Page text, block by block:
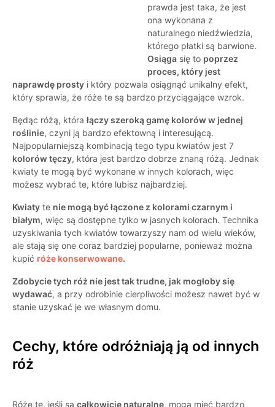
prawda jest taka, że jest
ona wykonana z
naturalnego niedźwiedzia,
którego płatki są barwione.
Osiąga się to poprzez
proces, który jest
naprawdę prosty i który pozwala osiągnąć unikalny efekt,
który sprawia, że róże te są bardzo przyciągające wzrok.
Będąc różą, która łączy szeroką gamę kolorów w jednej
roślinie, czyni ją bardzo efektowną i interesującą.
Najpopularniejszą kombinacją tego typu kwiatów jest 7
kolorów tęczy, która jest bardzo dobrze znaną różą. Jednak
kwiaty te mogą być wykonane w innych kolorach, więc
możesz wybrać te, które lubisz najbardziej.
Kwiaty te nie mogą być łączone z kolorami czarnym i
białym, więc są dostępne tylko w jasnych kolorach. Technika
uzyskiwania tych kwiatów towarzyszy nam od wielu wieków,
ale stają się one coraz bardziej popularne, ponieważ można
kupić róże konserwowane.
Zdobycie tych róż nie jest tak trudne, jak mogłoby się
wydawać, a przy odrobinie cierpliwości możesz nawet być w
stanie uzyskać je we własnym domu.
Cechy, które odróżniają ją od innych
róż
Róże te, jeśli są całkowicie naturalne, mogą mieć bardzo